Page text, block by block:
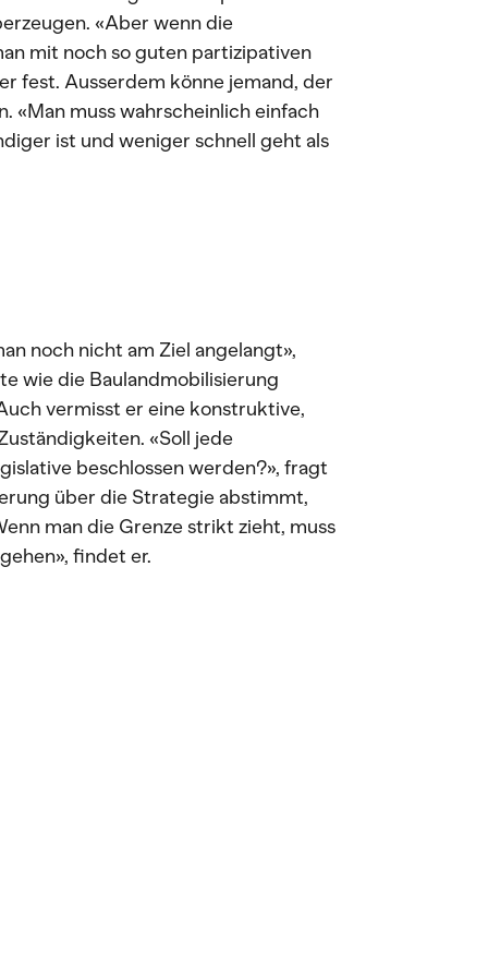
«Aber wenn die
mit noch so guten partizipativen
fest. Ausserdem könne jemand, der
«Man muss wahrscheinlich einfach
ist und weniger schnell geht als
noch nicht am Ziel angelangt»,
wie die Baulandmobilisierung
vermisst er eine konstruktive,
«Soll jede
beschlossen werden?», fragt
über die Strategie abstimmt,
man die Grenze strikt zieht, muss
findet er.